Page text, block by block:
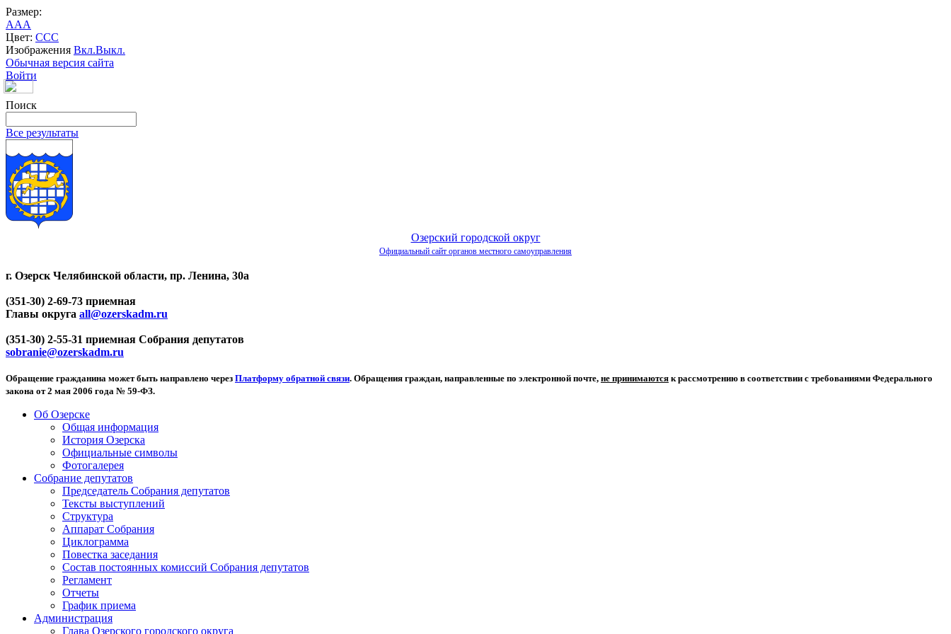
Размер:
AAA
Цвет: CCC
Изображения Вкл.Выкл.
Обычная версия сайта
Войти
Поиск
Все результаты
Озерский городской округ
Официальный сайт органов местного самоуправления
г. Озерск Челябинской области, пр. Ленина, 30а
(351-30) 2-69-73 приемная
Главы округа all@ozerskadm.ru
(351-30) 2-55-31 приемная Собрания депутатов
sobranie@ozerskadm.ru
Обращение гражданина может быть направлено через Платформу обратной связи. Обращения граждан, направленные по электронной почте, не принимаются к рассмотрению в соответствии с требованиями Федерального
закона от 2 мая 2006 года № 59-ФЗ.
Об Озерске
Общая информация
История Озерска
Официальные символы
Фотогалерея
Собрание депутатов
Председатель Собрания депутатов
Тексты выступлений
Структура
Аппарат Собрания
Циклограмма
Повестка заседания
Состав постоянных комиссий Собрания депутатов
Регламент
Отчеты
График приема
Администрация
Глава Озерского городского округа